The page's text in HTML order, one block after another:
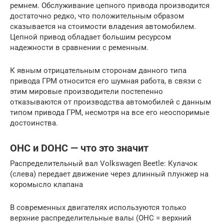
ремнем. Обслуживание цепного привода производится
достаточно редко, что положительным образом
сказывается на стоимости владения автомобилем.
Цепной привод обладает большим ресурсом
надежности в сравнении с ременным.
К явным отрицательным сторонам данного типа
привода ГРМ относится его шумная работа, в связи с
этим мировые производители постепенно
отказываются от производства автомобилей с данным
типом привода ГРМ, несмотря на все его неоспоримые
достоинства.
OHC и DOHC — что это значит
Распределительный вал Volkswagen Beetle: Кулачок
(слева) передает движение через длинный плунжер на
коромысло клапана
В современных двигателях используются только
верхние распределительные валы (OHC = верхний